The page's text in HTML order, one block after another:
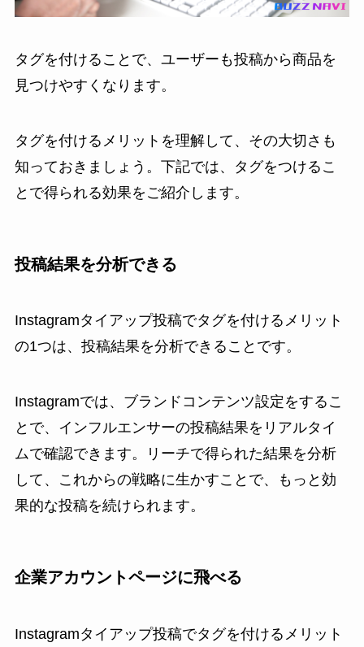
タグを付けることで、ユーザーも投稿から商品を
見つけやすくなります。
タグを付けるメリットを理解して、その大切さも
知っておきましょう。下記では、タグをつけるこ
とで得られる効果をご紹介します。
投稿結果を分析できる
Instagramタイアップ投稿でタグを付けるメリット
の1つは、投稿結果を分析できることです。
Instagramでは、ブランドコンテンツ設定をするこ
とで、インフルエンサーの投稿結果をリアルタイ
ムで確認できます。リーチで得られた結果を分析
して、これからの戦略に生かすことで、もっと効
果的な投稿を続けられます。
企業アカウントページに飛べる
Instagramタイアップ投稿でタグを付けるメリット